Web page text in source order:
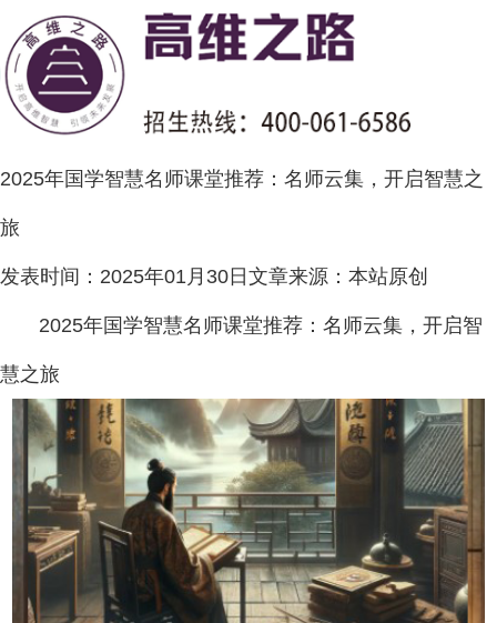
2025年国学智慧名师课堂推荐：名师云集，开启智慧之
旅
发表时间： 2025年01月30日 文章来源： 本站原创
2025年国学智慧名师课堂推荐：名师云集，开启智
慧之旅